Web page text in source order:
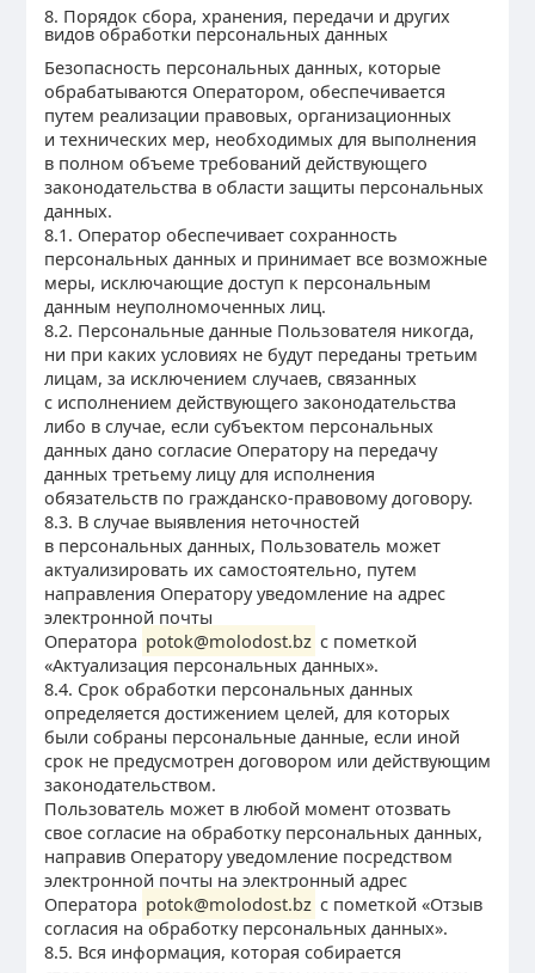
8. Порядок сбора, хранения, передачи и других
видов обработки персональных данных
Безопасность персональных данных, которые
обрабатываются Оператором, обеспечивается
путем реализации правовых, организационных
и технических мер, необходимых для выполнения
в полном объеме требований действующего
законодательства в области защиты персональных
данных.
8.1. Оператор обеспечивает сохранность
персональных данных и принимает все возможные
меры, исключающие доступ к персональным
данным неуполномоченных лиц.
8.2. Персональные данные Пользователя никогда,
ни при каких условиях не будут переданы третьим
лицам, за исключением случаев, связанных
с исполнением действующего законодательства
либо в случае, если субъектом персональных
данных дано согласие Оператору на передачу
данных третьему лицу для исполнения
обязательств по гражданско-правовому договору.
8.3. В случае выявления неточностей
в персональных данных, Пользователь может
актуализировать их самостоятельно, путем
направления Оператору уведомление на адрес
электронной почты
Оператора potok@molodost.bz с пометкой
«Актуализация персональных данных».
8.4. Срок обработки персональных данных
определяется достижением целей, для которых
были собраны персональные данные, если иной
срок не предусмотрен договором или действующим
законодательством.
Пользователь может в любой момент отозвать
свое согласие на обработку персональных данных,
направив Оператору уведомление посредством
электронной почты на электронный адрес
Оператора potok@molodost.bz с пометкой «Отзыв
согласия на обработку персональных данных».
8.5. Вся информация, которая собирается